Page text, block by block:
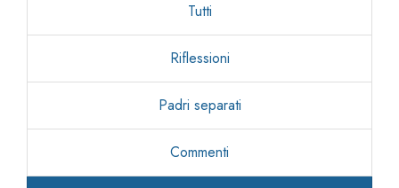
Tutti
Riflessioni
Padri separati
Commenti